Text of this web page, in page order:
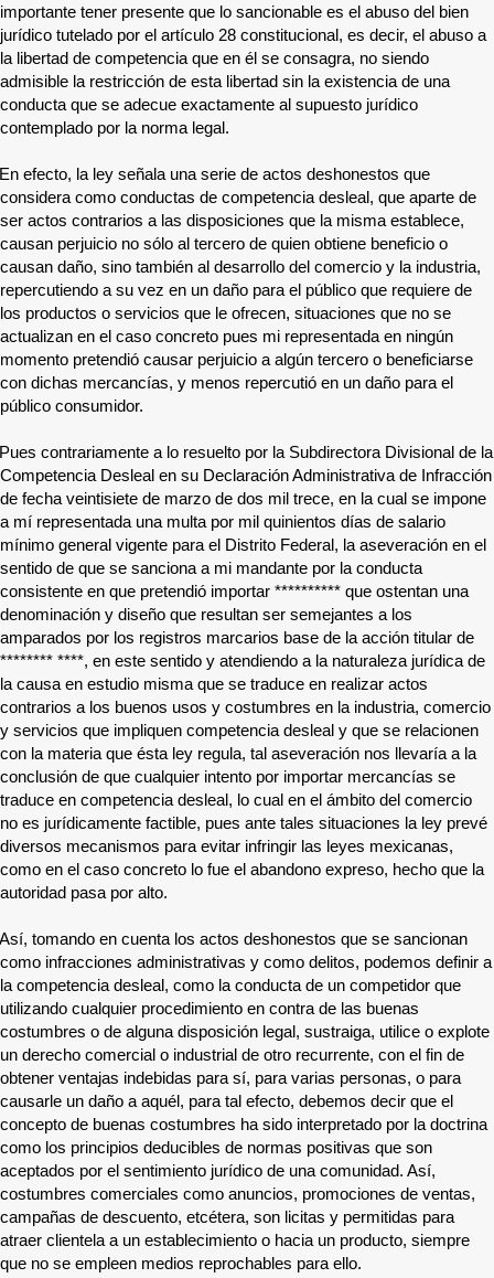
importante tener presente que lo sancionable es el abuso del bien
jurídico tutelado por el artículo 28 constitucional, es decir, el abuso a
la libertad de competencia que en él se consagra, no siendo
admisible la restricción de esta libertad sin la existencia de una
conducta que se adecue exactamente al supuesto jurídico
contemplado por la norma legal.
En efecto, la ley señala una serie de actos deshonestos que
considera como conductas de competencia desleal, que aparte de
ser actos contrarios a las disposiciones que la misma establece,
causan perjuicio no sólo al tercero de quien obtiene beneficio o
causan daño, sino también al desarrollo del comercio y la industria,
repercutiendo a su vez en un daño para el público que requiere de
los productos o servicios que le ofrecen, situaciones que no se
actualizan en el caso concreto pues mi representada en ningún
momento pretendió causar perjuicio a algún tercero o beneficiarse
con dichas mercancías, y menos repercutió en un daño para el
público consumidor.
Pues contrariamente a lo resuelto por la Subdirectora Divisional de la
Competencia Desleal en su Declaración Administrativa de Infracción
de fecha veintisiete de marzo de dos mil trece, en la cual se impone
a mí representada una multa por mil quinientos días de salario
mínimo general vigente para el Distrito Federal, la aseveración en el
sentido de que se sanciona a mi mandante por la conducta
consistente en que pretendió importar ********** que ostentan una
denominación y diseño que resultan ser semejantes a los
amparados por los registros marcarios base de la acción titular de
******** ****, en este sentido y atendiendo a la naturaleza jurídica de
la causa en estudio misma que se traduce en realizar actos
contrarios a los buenos usos y costumbres en la industria, comercio
y servicios que impliquen competencia desleal y que se relacionen
con la materia que ésta ley regula, tal aseveración nos llevaría a la
conclusión de que cualquier intento por importar mercancías se
traduce en competencia desleal, lo cual en el ámbito del comercio
no es jurídicamente factible, pues ante tales situaciones la ley prevé
diversos mecanismos para evitar infringir las leyes mexicanas,
como en el caso concreto lo fue el abandono expreso, hecho que la
autoridad pasa por alto.
Así, tomando en cuenta los actos deshonestos que se sancionan
como infracciones administrativas y como delitos, podemos definir a
la competencia desleal, como la conducta de un competidor que
utilizando cualquier procedimiento en contra de las buenas
costumbres o de alguna disposición legal, sustraiga, utilice o explote
un derecho comercial o industrial de otro recurrente, con el fin de
obtener ventajas indebidas para sí, para varias personas, o para
causarle un daño a aquél, para tal efecto, debemos decir que el
concepto de buenas costumbres ha sido interpretado por la doctrina
como los principios deducibles de normas positivas que son
aceptados por el sentimiento jurídico de una comunidad. Así,
costumbres comerciales como anuncios, promociones de ventas,
campañas de descuento, etcétera, son licitas y permitidas para
atraer clientela a un establecimiento o hacia un producto, siempre
que no se empleen medios reprochables para ello.